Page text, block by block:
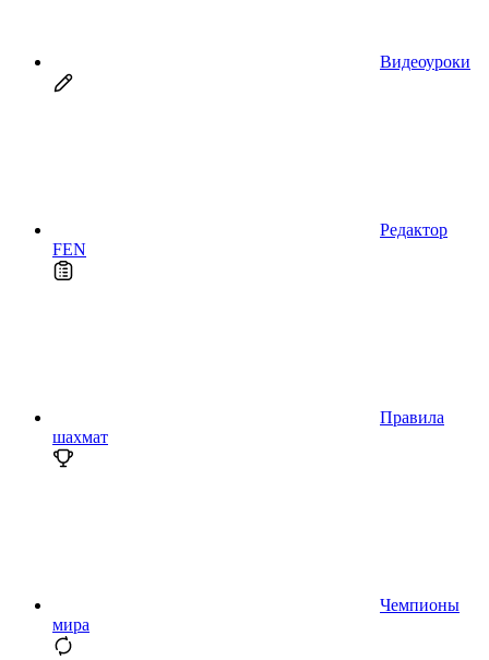
Видеоуроки
Редактор
FEN
Правила
шахмат
Чемпионы
мира